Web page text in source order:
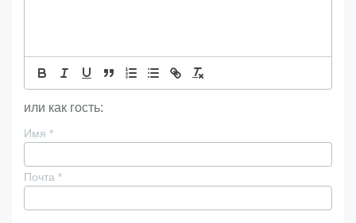
или как гость:
Имя *
Почта *